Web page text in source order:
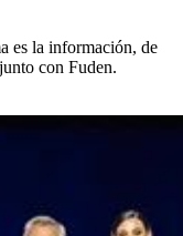
es la información, de
con Fuden.